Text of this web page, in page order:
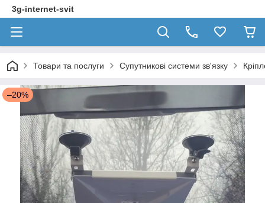
3g-internet-svit
Товари та послуги Супутникові системи зв'язку
–20%